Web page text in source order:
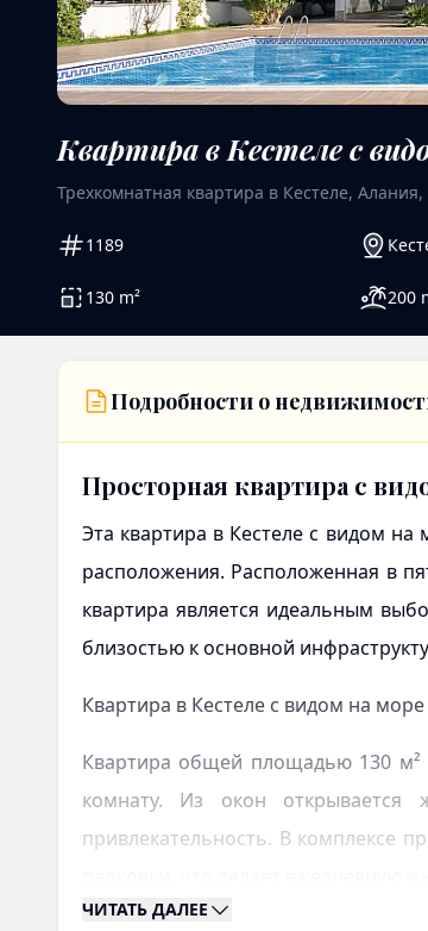
Квартира в Кестеле с
Трехкомнатная квартира в Кестеле,
1189
130 m² 200
Подробности о
Просторная квартира с
Эта квартира в Кестеле с видом на
расположения. Расположенная в
квартира является идеальным
близостью к основной
Квартира в Кестеле с видом на
Квартира общей площадью 130 м²
комнату. Из окон
привлекательность. В комплексе
ЧИТАТЬ ДАЛЕЕ